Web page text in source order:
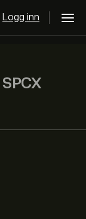
Logg inn
SPCX